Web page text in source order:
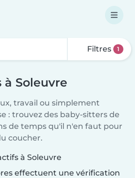
Filtres 1
à Soleuvre
travail ou simplement
: trouvez des baby-sitters de
de temps qu'il n'en faut pour
coucher.
à Soleuvre
effectuent une vérification